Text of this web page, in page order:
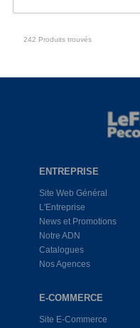
242 Produits trouvés
ENTREPRISE
Site Web Général
L'Entreprise
News et Promotions
Notre ADN
Catalogues
Nos Agences
E-COMMERCE
Site E-Commerce